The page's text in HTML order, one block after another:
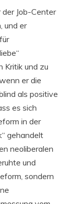
Job-Center
und er
Kritik und zu
er die
als positive
es sich
in der
gehandelt
neoliberalen
und
sondern